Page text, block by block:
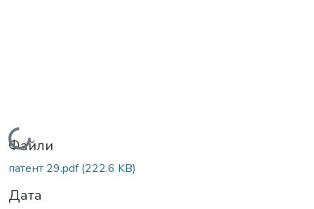
Вантажиться...
Файли
патент 29.pdf(222.6 KB)
Дата